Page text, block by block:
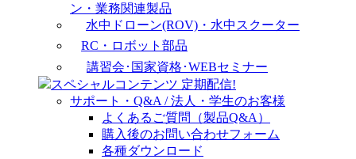
ン・業務関連製品
水中ドローン(ROV)・水中スクーター
RC・ロボット部品
講習会･国家資格･WEBセミナー
スペシャルコンテンツ 定期配信!
サポート・Q&A / 法人・学生のお客様
よくあるご質問（製品Q&A）
購入後のお問い合わせフォーム
各種ダウンロード